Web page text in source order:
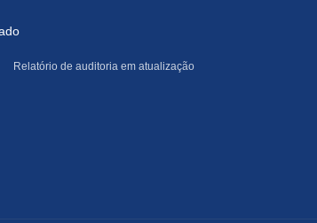
Relatório de auditoria em atualização